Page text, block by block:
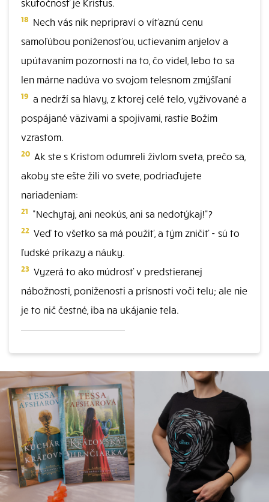
skutočnosť je Kristus.
18 Nech vás nik nepripraví o víťaznú cenu
samoľúbou poníženosťou, uctievaním anjelov a
upútavaním pozornosti na to, čo videl, lebo to sa
len márne nadúva vo svojom telesnom zmýšľaní
19 a nedrží sa hlavy, z ktorej celé telo, vyživované a
pospájané väzivami a spojivami, rastie Božím
vzrastom.
20 Ak ste s Kristom odumreli živlom sveta, prečo sa,
akoby ste ešte žili vo svete, podriaďujete
nariadeniam:
21 "Nechytaj, ani neokús, ani sa nedotýkaj!"?
22 Veď to všetko sa má použiť, a tým zničiť - sú to
ľudské príkazy a náuky.
23 Vyzerá to ako múdrosť v predstieranej
nábožnosti, poníženosti a prísnosti voči telu; ale nie
je to nič čestné, iba na ukájanie tela.